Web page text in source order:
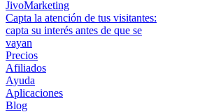
JivoMarketing
Capta la atención de tus visitantes:
capta su interés antes de que se
vayan
Precios
Afiliados
Ayuda
Aplicaciones
Blog